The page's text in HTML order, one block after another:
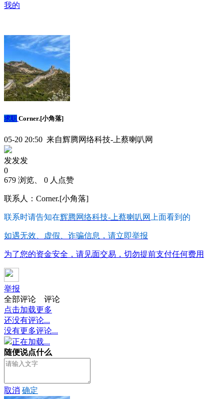
我的
求职 Corner.[小角落]
05-20 20:50 来自辉腾网络科技-上蔡喇叭网
发发发
0
679 浏览、 0 人点赞
联系人：Corner.[小角落]
联系时请告知在辉腾网络科技-上蔡喇叭网 上面看到的
如遇无效、虚假、诈骗信息，请立即举报
为了您的资金安全，请见面交易，切勿提前支付任何费用
举报
全部评论
评论
点击加载更多
还没有评论...
没有更多评论...
正在加载...
随便说点什么
取消 确定